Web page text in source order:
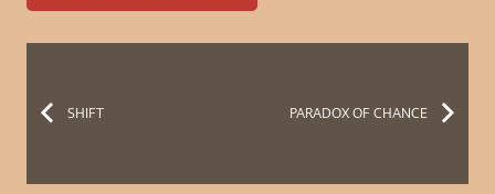
SHIFT PARADOX OF CHANCE